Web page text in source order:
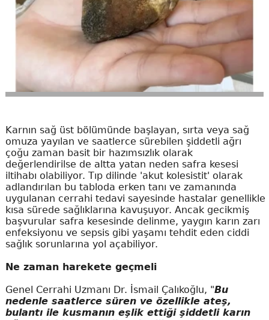
Karnın sağ üst bölümünde başlayan, sırta veya sağ
omuza yayılan ve saatlerce sürebilen şiddetli ağrı
çoğu zaman basit bir hazımsızlık olarak
değerlendirilse de altta yatan neden safra kesesi
iltihabı olabiliyor. Tıp dilinde 'akut kolesistit' olarak
adlandırılan bu tabloda erken tanı ve zamanında
uygulanan cerrahi tedavi sayesinde hastalar genellikle
kısa sürede sağlıklarına kavuşuyor. Ancak gecikmiş
başvurular safra kesesinde delinme, yaygın karın zarı
enfeksiyonu ve sepsis gibi yaşamı tehdit eden ciddi
sağlık sorunlarına yol açabiliyor.
Ne zaman harekete geçmeli
Genel Cerrahi Uzmanı Dr. İsmail Çalıkoğlu, "Bu
nedenle saatlerce süren ve özellikle ateş,
bulantı ile kusmanın eşlik ettiği şiddetli karın